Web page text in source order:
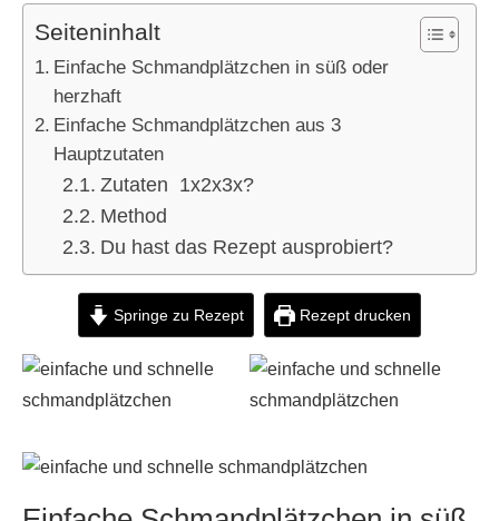
Seiteninhalt
Einfache Schmandplätzchen in süß oder
herzhaft
Einfache Schmandplätzchen aus 3
Hauptzutaten
Zutaten 1x2x3x?
Method
Du hast das Rezept ausprobiert?
Springe zu Rezept Rezept drucken